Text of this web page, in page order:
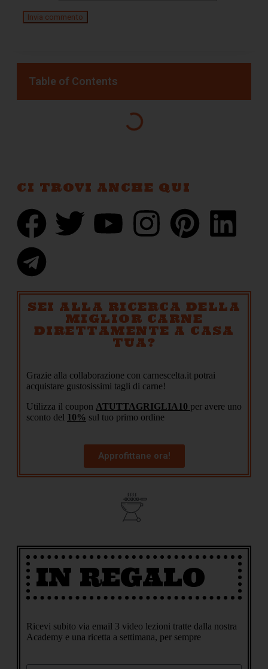
Table of Contents
CI TROVI ANCHE QUI
SEI ALLA RICERCA DELLA
MIGLIOR CARNE
DIRETTAMENTE A CASA
TUA?
Grazie alla collaborazione con carnescelta.it potrai
acquistare gustosissimi tagli di carne!
Utilizza il coupon ATUTTAGRIGLIA10 per avere uno
sconto del 10% sul tuo primo ordine
Approfittane ora!
IN REGALO
Ricevi subito via email 3 video lezioni tratte dalla nostra
Academy e una ricetta a settimana, per sempre